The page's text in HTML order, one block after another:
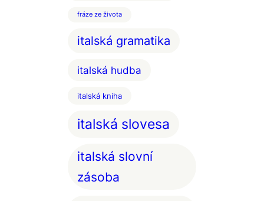
fráze ze života
italská gramatika
italská hudba
italská kniha
italská slovesa
italská slovní
zásoba